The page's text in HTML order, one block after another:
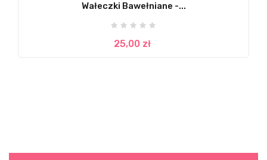
Wałeczki Bawełniane -...
25,00 zł